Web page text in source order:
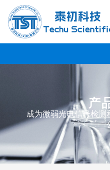
产
成为微弱光电信号检